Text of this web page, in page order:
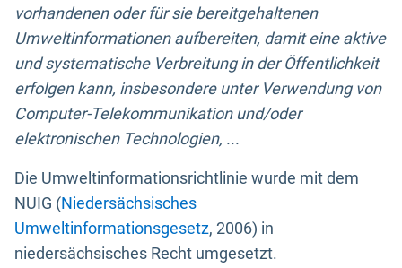
vorhandenen oder für sie bereitgehaltenen
Umweltinformationen aufbereiten, damit eine aktive
und systematische Verbreitung in der Öffentlichkeit
erfolgen kann, insbesondere unter Verwendung von
Computer-Telekommunikation und/oder
elektronischen Technologien, ...
Die Umweltinformationsrichtlinie wurde mit dem
NUIG (Niedersächsisches
Umweltinformationsgesetz, 2006) in
niedersächsisches Recht umgesetzt.